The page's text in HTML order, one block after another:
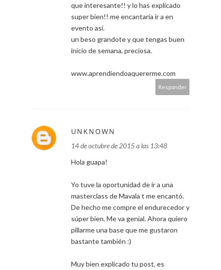
que interesante!! y lo has explicado
super bien!! me encantaría ir a en
evento así.
un beso grandote y que tengas buen
inicio de semana, preciosa.
www.aprendiendoaquererme.com
Responder
UNKNOWN
14 de octubre de 2015 a las 13:48
Hola guapa!
Yo tuve la oportunidad de ir a una
masterclass de Mavala t me encantó.
De hecho me compre el endurecedor y
súper bien. Me va genial. Ahora quiero
pillarme una base que me gustaron
bastante también :)
Muy bien explicado tu post, es